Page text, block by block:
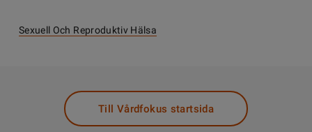
Sexuell Och Reproduktiv Hälsa
Till Vårdfokus startsida